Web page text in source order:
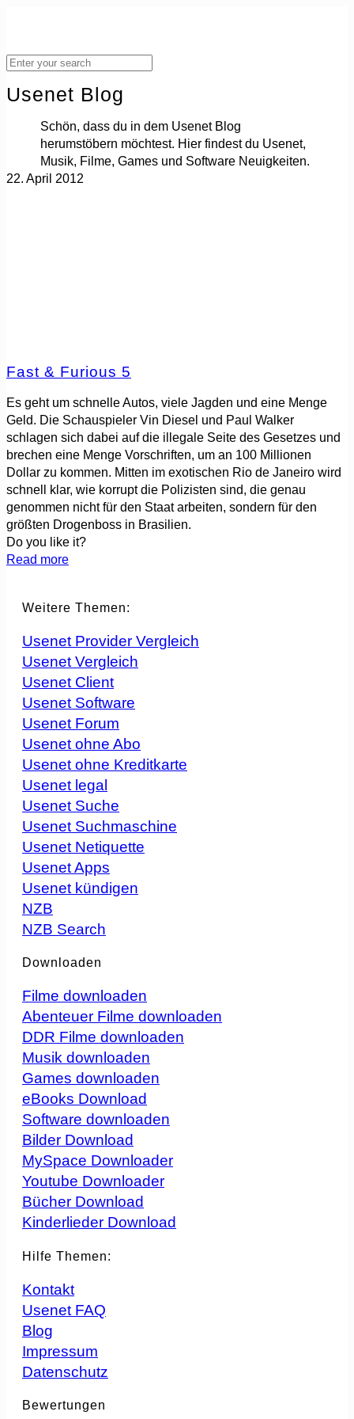
Usenet Blog
Schön, dass du in dem Usenet Blog
herumstöbern möchtest. Hier findest du Usenet,
Musik, Filme, Games und Software Neuigkeiten.
22. April 2012
Fast & Furious 5
Es geht um schnelle Autos, viele Jagden und eine Menge
Geld. Die Schauspieler Vin Diesel und Paul Walker
schlagen sich dabei auf die illegale Seite des Gesetzes und
brechen eine Menge Vorschriften, um an 100 Millionen
Dollar zu kommen. Mitten im exotischen Rio de Janeiro wird
schnell klar, wie korrupt die Polizisten sind, die genau
genommen nicht für den Staat arbeiten, sondern für den
größten Drogenboss in Brasilien.
Do you like it?
Read more
Weitere Themen:
Usenet Provider Vergleich
Usenet Vergleich
Usenet Client
Usenet Software
Usenet Forum
Usenet ohne Abo
Usenet ohne Kreditkarte
Usenet legal
Usenet Suche
Usenet Suchmaschine
Usenet Netiquette
Usenet Apps
Usenet kündigen
NZB
NZB Search
Downloaden
Filme downloaden
Abenteuer Filme downloaden
DDR Filme downloaden
Musik downloaden
Games downloaden
eBooks Download
Software downloaden
Bilder Download
MySpace Downloader
Youtube Downloader
Bücher Download
Kinderlieder Download
Hilfe Themen:
Kontakt
Usenet FAQ
Blog
Impressum
Datenschutz
Bewertungen